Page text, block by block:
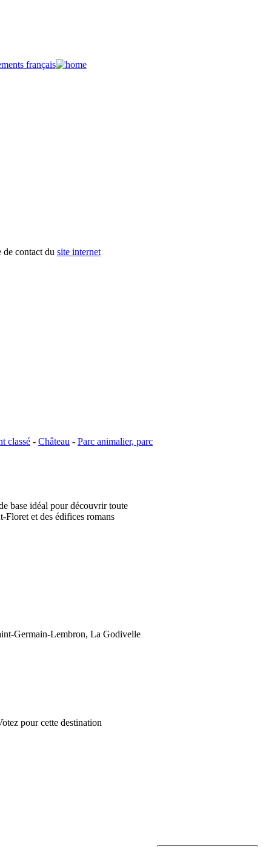
de contact du site internet
classé - Château - Parc animalier, parc
base idéal pour découvrir toute
Floret et des édifices romans
Germain-Lembron, La Godivelle